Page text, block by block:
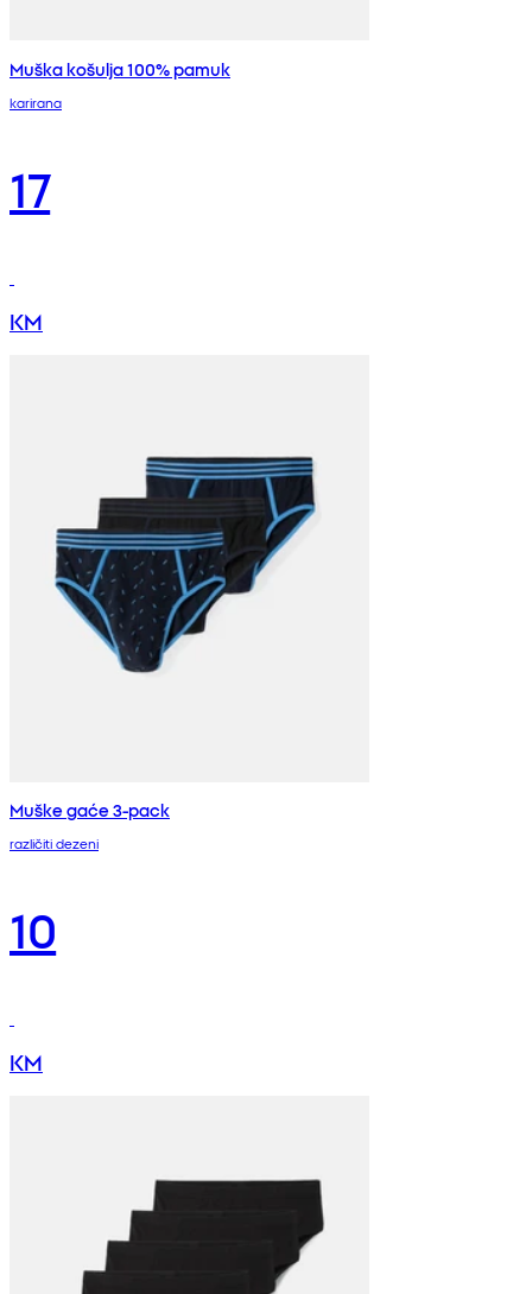
Muška košulja 100% pamuk
karirana
17
KM
Muške gaće 3-pack
različiti dezeni
10
KM